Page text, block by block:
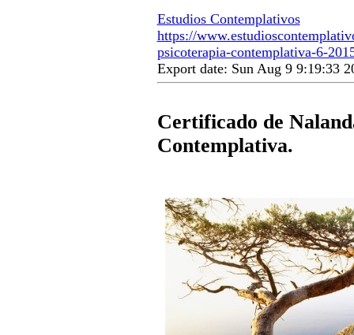
Estudios Contemplativos
https://
psicoterapia-contemplativa-6-
Export date: Sun Aug 9 9:19:33
Certificado de
Contemplativa.